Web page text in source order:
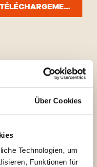
Über Cookies
Technologien, um
Funktionen für
ACCÉDER À LA ZONE DE TÉLÉCHARGEMENT
HYBRIDE